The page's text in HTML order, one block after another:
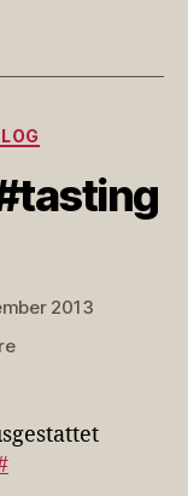
2013
zu
#tasting
—